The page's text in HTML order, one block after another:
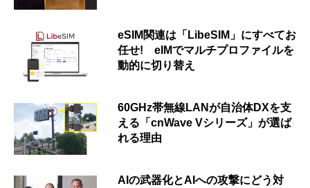
eSIM関連は「LibeSIM」にすべてお
任せ! eIMでマルチプロファイルを
動的に切り替え
60GHz帯無線LANが自治体DXを支
える「cnWave Vシリーズ」が選ば
れる理由
AIの武器化とAIへの攻撃にどう対